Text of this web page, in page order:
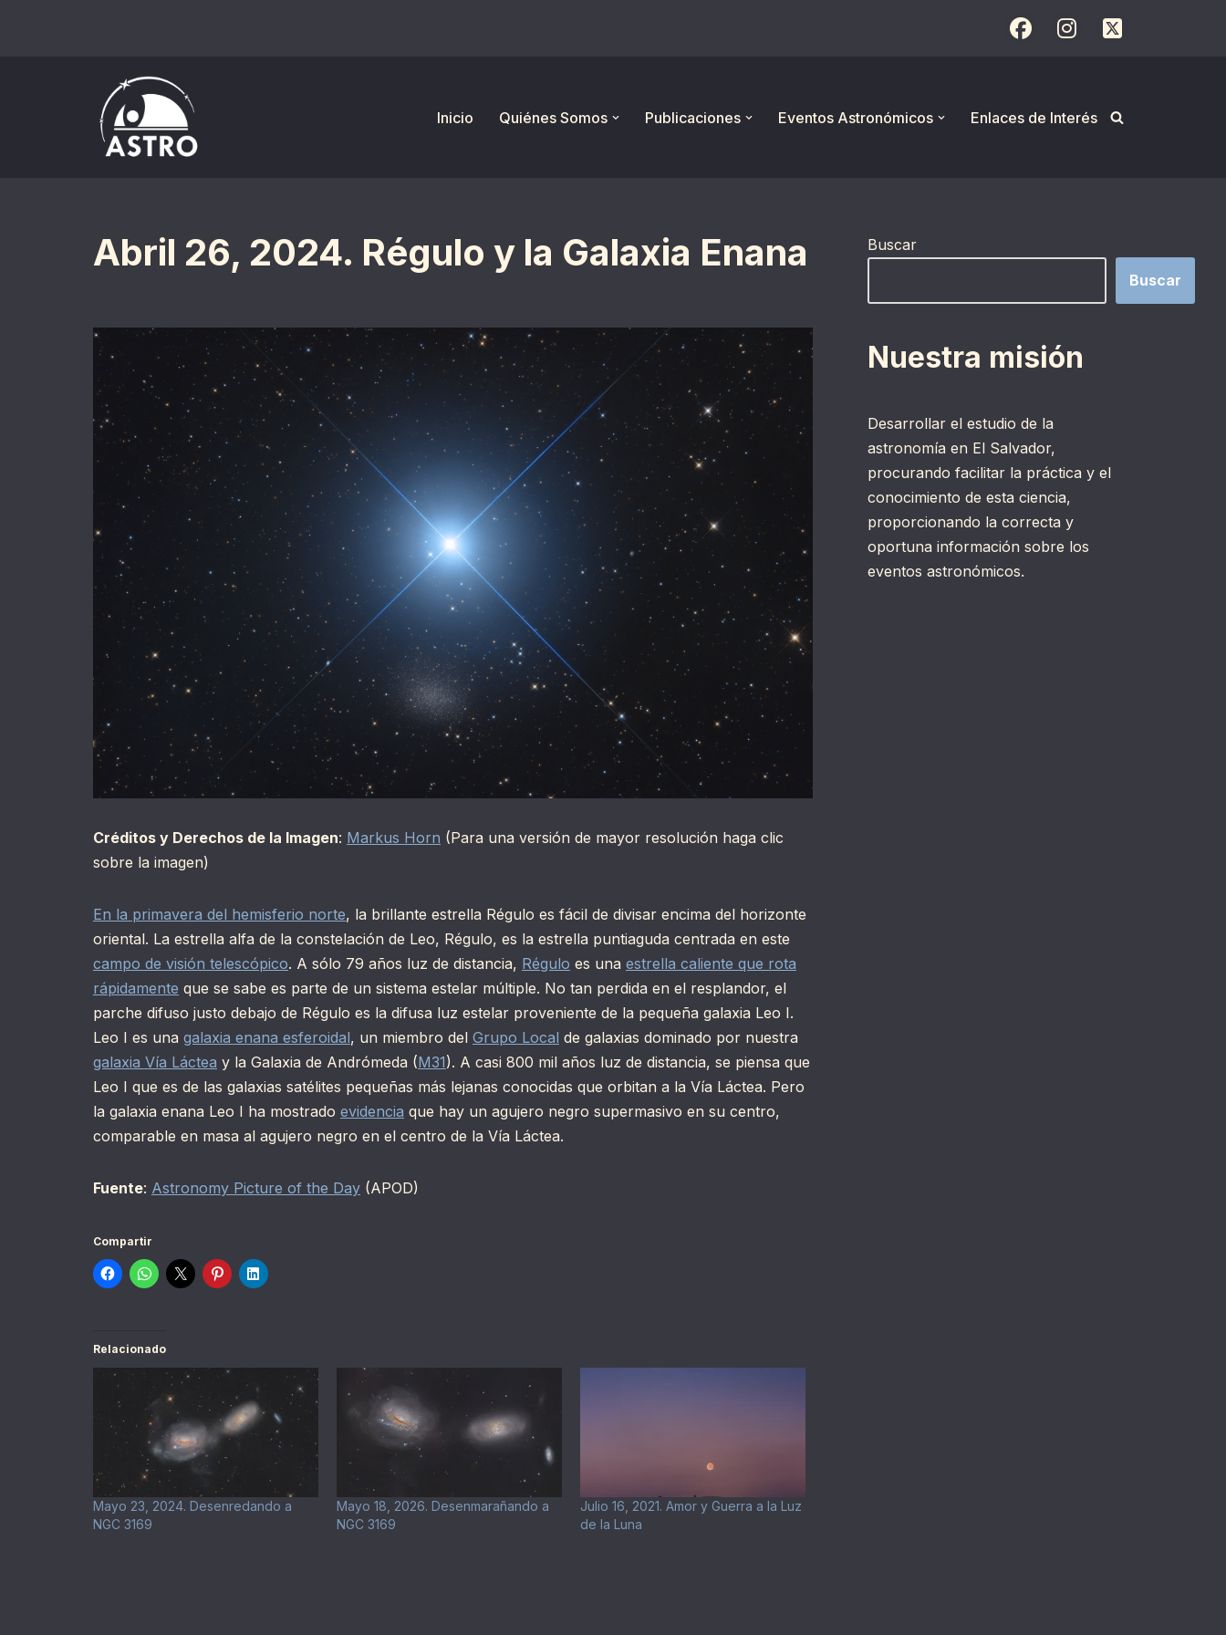
Inicio
Quiénes Somos Publicaciones Eventos Astronómicos Enlaces de Interés
Abril 26, 2024. Régulo y la Galaxia Enana
Créditos y Derechos de la Imagen: Markus Horn (Para una versión de mayor resolución haga clic
sobre la imagen)
En la primavera del hemisferio norte, la brillante estrella Régulo es fácil de divisar encima del horizonte
oriental. La estrella alfa de la constelación de Leo, Régulo, es la estrella puntiaguda centrada en este
campo de visión telescópico. A sólo 79 años luz de distancia, Régulo es una estrella caliente que rota
rápidamente que se sabe es parte de un sistema estelar múltiple. No tan perdida en el resplandor, el
parche difuso justo debajo de Régulo es la difusa luz estelar proveniente de la pequeña galaxia Leo I.
Leo I es una galaxia enana esferoidal, un miembro del Grupo Local de galaxias dominado por nuestra
galaxia Vía Láctea y la Galaxia de Andrómeda (M31). A casi 800 mil años luz de distancia, se piensa que
Leo I que es de las galaxias satélites pequeñas más lejanas conocidas que orbitan a la Vía Láctea. Pero
la galaxia enana Leo I ha mostrado evidencia que hay un agujero negro supermasivo en su centro,
comparable en masa al agujero negro en el centro de la Vía Láctea.
Fuente: Astronomy Picture of the Day (APOD)
Compartir
Relacionado
Mayo 23, 2024. Desenredando a
NGC 3169
Mayo 18, 2026. Desenmarañando a
NGC 3169
Julio 16, 2021. Amor y Guerra a la Luz
de la Luna
Buscar
Buscar
Nuestra misión
Desarrollar el estudio de la
astronomía en El Salvador,
procurando facilitar la práctica y el
conocimiento de esta ciencia,
proporcionando la correcta y
oportuna información sobre los
eventos astronómicos.